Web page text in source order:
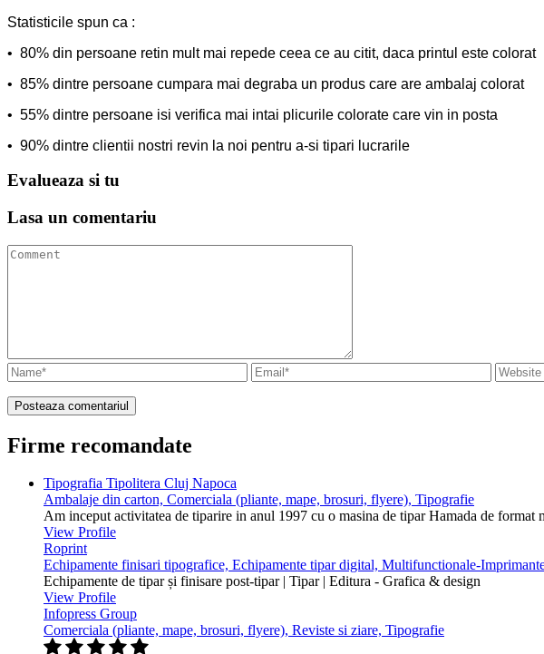
Statisticile spun ca :
• 80% din persoane retin mult mai repede ceea ce au citit, daca printul este colorat
• 85% dintre persoane cumpara mai degraba un produs care are ambalaj colorat
• 55% dintre persoane isi verifica mai intai plicurile colorate care vin in posta
• 90% dintre clientii nostri revin la noi pentru a-si tipari lucrarile
Evalueaza si tu
Lasa un comentariu
Firme recomandate
Tipografia Tipolitera Cluj Napoca
Ambalaje din carton, Comerciala (pliante, mape, brosuri, flyere), Tipografie
Am inceput activitatea de tiparire in anul 1997 cu o masina de tipar Hamada de
View Profile
Roprint
Echipamente finisari tipografice, Echipamente tipar digital, Multifunctionale-
Echipamente de tipar și finisare post-tipar | Tipar | Editura - Grafica & design
View Profile
Infopress Group
Comerciala (pliante, mape, brosuri, flyere), Reviste si ziare, Tipografie